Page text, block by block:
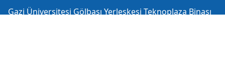
Gazi Üniversitesi Gölbaşı Yerleşkesi Teknoplaza Binası